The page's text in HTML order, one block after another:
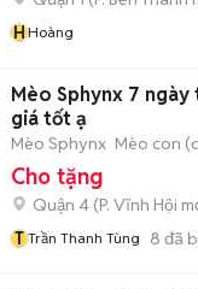
HHoàng
Mèo Sphynx 7 ngày
giá tốt ạ
Mèo Sphynx Mèo con
Cho tặng
Quận 4 (P. Vĩnh Hội
T Trần Thanh Tùng 8 đã